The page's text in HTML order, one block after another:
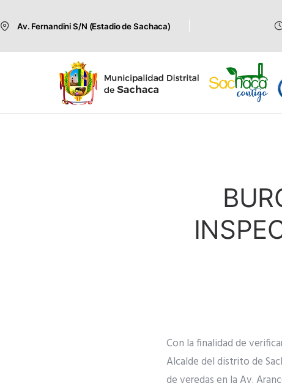
Av. Fernandini S/N (Estadio de Sachaca)
Con la finalidad de
Alcalde del distrito de
de veredas en la Av.